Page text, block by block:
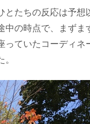
たちの反応は予想
の時点で、まずま
ていたコーディネ